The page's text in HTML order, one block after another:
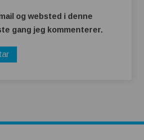
og websted i denne
gang jeg kommenterer.